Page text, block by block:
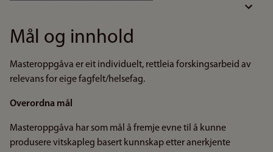
Mål og innhold
Masteroppgåva er eit individuelt, rettleia forskingsarbeid av
relevans for eige fagfelt/helsefag.
Overordna mål
Masteroppgåva har som mål å fremje evne til å kunne
produsere vitskapleg basert kunnskap etter anerkjente